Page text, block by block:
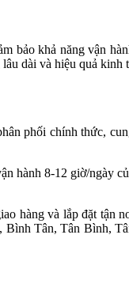
bảo khả năng vận
dài và hiệu quả kinh
phối chính thức,
hành 8-12 giờ/ngày
hàng và lắp đặt tận
Bình Tân, Tân Bình,